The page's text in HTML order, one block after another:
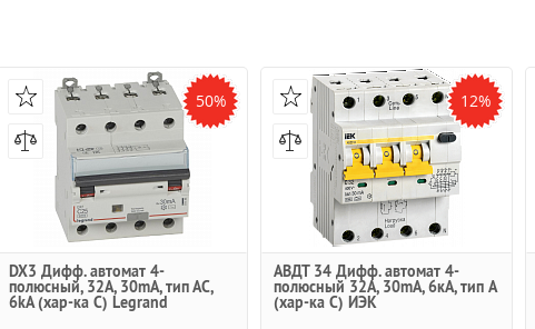
50%
DX3 Дифф. автомат 4-
полюсный, 32A, 30mA, тип АC,
6kA (хар-ка C) Legrand
12%
АВДТ 34 Дифф. автомат 4-
полюсный 32А, 30mA, 6кА, тип A
(хар-ка С) ИЭК